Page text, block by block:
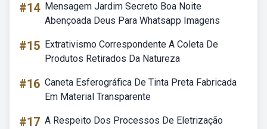
#14 Mensagem Jardim Secreto Boa Noite
Abençoada Deus Para Whatsapp Imagens
#15 Extrativismo Correspondente A Coleta De
Produtos Retirados Da Natureza
#16 Caneta Esferográfica De Tinta Preta Fabricada
Em Material Transparente
#17 A Respeito Dos Processos De Eletrização